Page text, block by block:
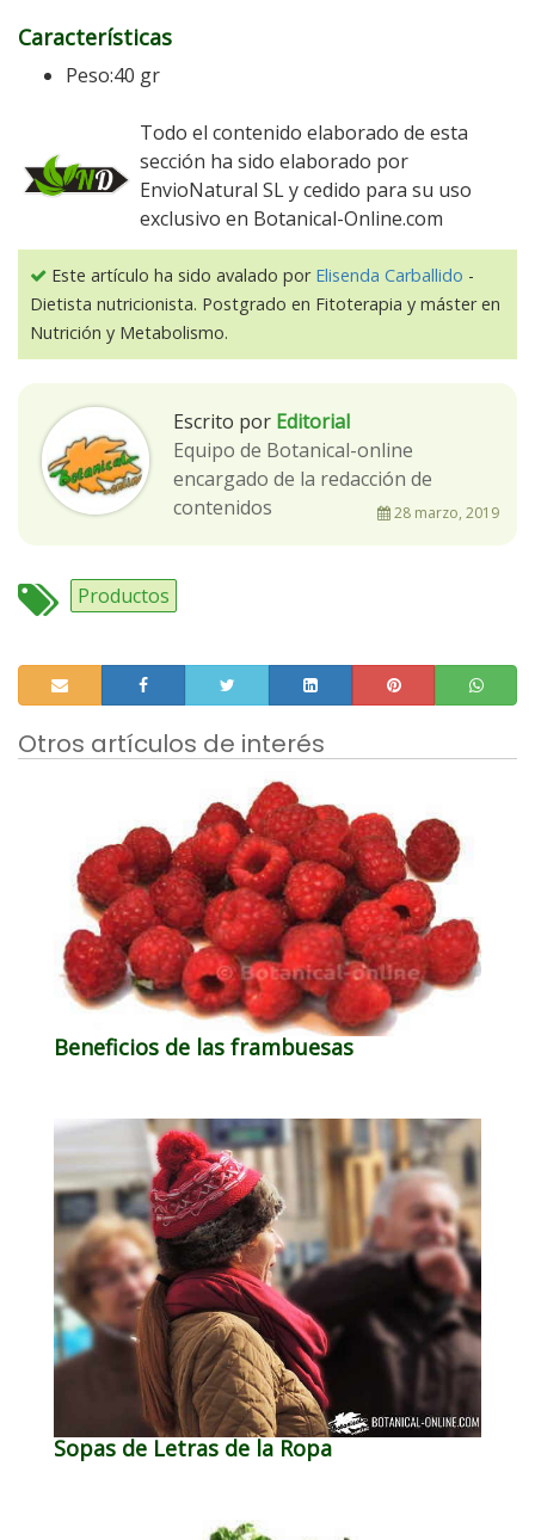
Características
Peso:40 gr
Todo el contenido elaborado de esta
sección ha sido elaborado por
EnvioNatural SL y cedido para su uso
exclusivo en Botanical-Online.com
Este artículo ha sido avalado por Elisenda Carballido -
Dietista nutricionista. Postgrado en Fitoterapia y máster en
Nutrición y Metabolismo.
Escrito por Editorial
Equipo de Botanical-online
encargado de la redacción de
contenidos
28 marzo, 2019
Productos
Otros artículos de interés
Beneficios de las frambuesas
Sopas de Letras de la Ropa